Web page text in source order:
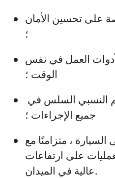
على تحسين الأمان
؛
العمل في نفس
الوقت ؛
جميع الإجراءات ؛
، متزامنًا مع
على ارتفاعات
عالية في الميدان.